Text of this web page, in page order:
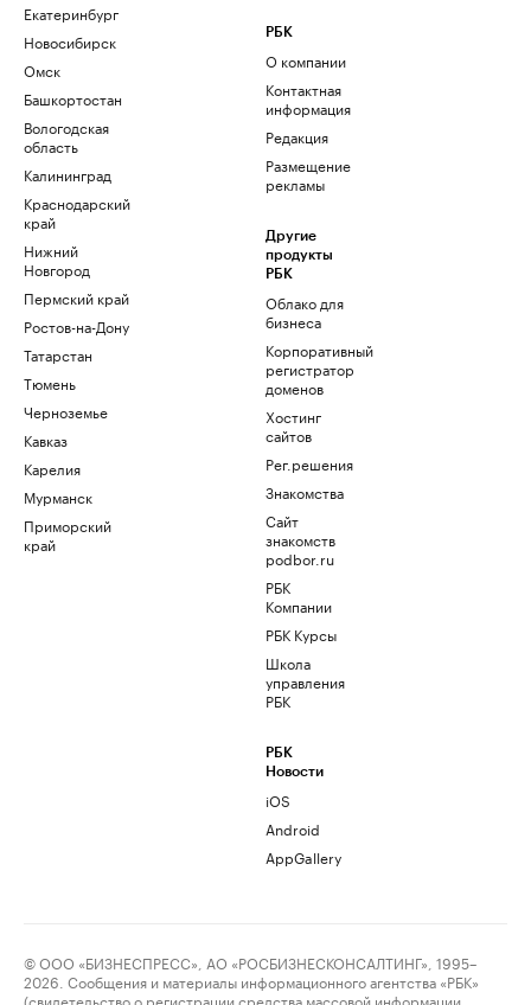
Екатеринбург
Новосибирск
Омск
Башкортостан
Вологодская
область
Калининград
Краснодарский
край
Нижний
Новгород
Пермский край
Ростов-на-Дону
Татарстан
Тюмень
Черноземье
Кавказ
Карелия
Мурманск
Приморский
край
РБК
О компании
Контактная
информация
Редакция
Размещение
рекламы
Другие
продукты
РБК
Облако для
бизнеса
Корпоративный
регистратор
доменов
Хостинг
сайтов
Рег.решения
Знакомства
Сайт
знакомств
podbor.ru
РБК
Компании
РБК Курсы
Школа
управления
РБК
РБК
Новости
iOS
Android
AppGallery
© ООО «БИЗНЕСПРЕСС», АО «РОСБИЗНЕСКОНСАЛТИНГ», 1995–
2026. Сообщения и материалы информационного агентства «РБК»
(свидетельство о регистрации средства массовой информации